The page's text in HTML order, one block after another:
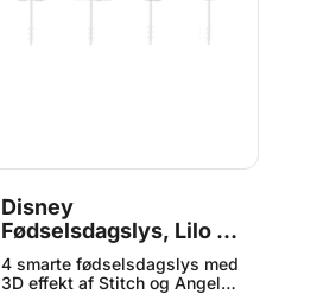
Disney
Fødselsdagslys, Lilo &
Stitch 4 stk. - Dekora
4 smarte fødselsdagslys med
3D effekt af Stitch og Angel